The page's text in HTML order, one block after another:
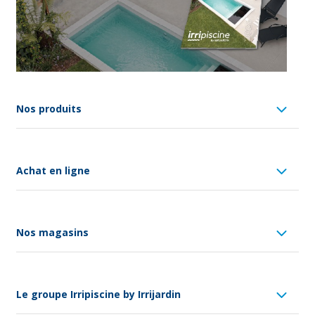
Nos produits
Achat en ligne
Nos magasins
Le groupe Irripiscine by Irrijardin